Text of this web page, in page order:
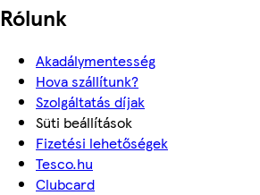
Rólunk
Akadálymentesség
Hova szállítunk?
Szolgáltatás díjak
Süti beállítások
Fizetési lehetőségek
Tesco.hu
Clubcard